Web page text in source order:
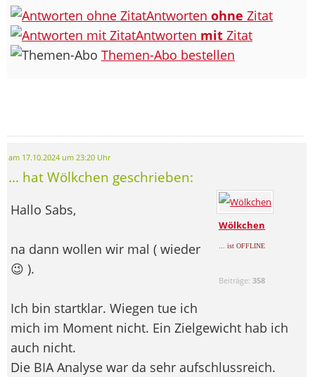
Antworten ohne Zitat
Antworten mit Zitat
Themen-Abo bestellen
am 17.10.2024 um 23:20 Uhr
... hat Wölkchen geschrieben:
Wölkchen
... ist OFFLINE
Beiträge:358
Hallo Sabs,
na dann wollen wir mal ( wieder
😉 ).
Ich bin startklar. Wiegen tue ich
mich im Moment nicht. Ein Zielgewicht hab ich
auch nicht.
Die BIA Analyse war da sehr aufschlussreich.